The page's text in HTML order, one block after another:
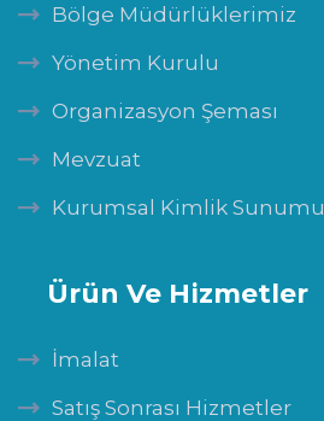
Bölge Müdürlüklerimiz
Yönetim Kurulu
Organizasyon Şeması
Mevzuat
Kurumsal Kimlik Sunumu
Ürün Ve Hizmetler
İmalat
Satış Sonrası Hizmetler